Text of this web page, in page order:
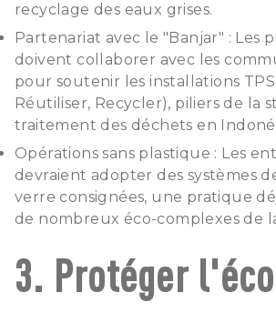
recyclage des eaux grises.
Partenariat avec le "Banjar" : Les
doivent collaborer avec les
pour soutenir les installations
Réutiliser, Recycler), piliers de la
traitement des déchets en
Opérations sans plastique : Les
devraient adopter des systèmes
verre consignées, une pratique
de nombreux éco-complexes de
3. Protéger